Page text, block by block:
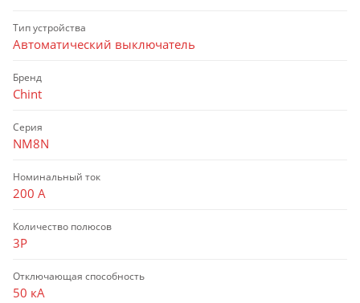
Тип устройства
Автоматический выключатель
Бренд
Chint
Серия
NM8N
Номинальный ток
200 А
Количество полюсов
3P
Отключающая способность
50 кА